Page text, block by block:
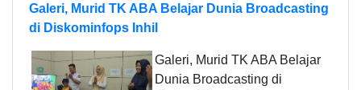
Galeri, Murid TK ABA Belajar Dunia Broadcasting
di Diskominfops Inhil
Galeri, Murid TK ABA Belajar
Dunia Broadcasting di